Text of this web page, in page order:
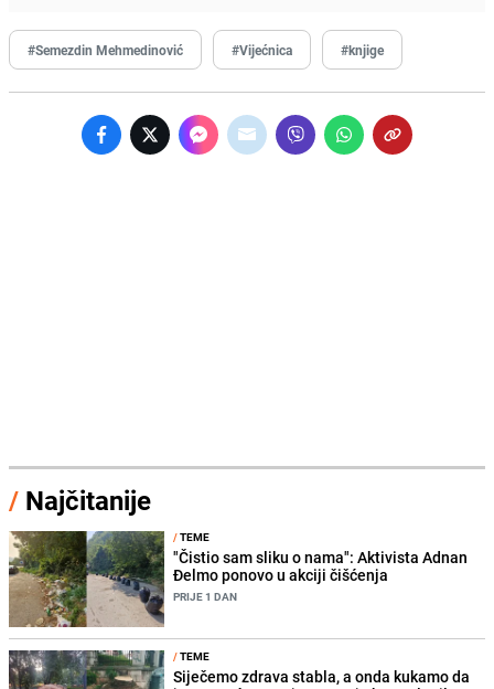
#Semezdin Mehmedinović #Vijećnica #knjige
/ Najčitanije
/TEME
"Čistio sam sliku o nama": Aktivista Adnan
Đelmo ponovo u akciji čišćenja
PRIJE 1 DAN
/TEME
Siječemo zdrava stabla, a onda kukamo da